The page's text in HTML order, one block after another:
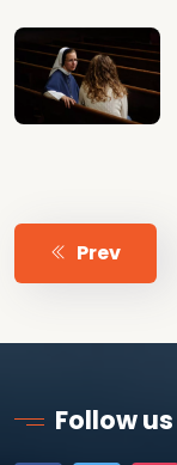
Prev
Follow us